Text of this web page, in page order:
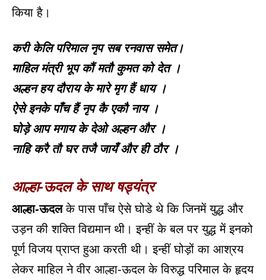
किया है।
करी केलि परिमाल नृप सब रनवास समेत।
माहिल मंत्री भूप कौं मतौ कुमत को देत ।
अल्हन हय दौराय के मारे मृग हैं धाय ।
ऐसे इनके पाँच हैं नृप कै एकौ नाय ।
घोड़े आप मगाय के देओ अल्हन और ।
नाहि करै तौ घर तजै जायँ और ही ठौर ।
आल्हा-ऊदल के साथ षड्यंत्र
आल्हा-ऊदलके पास पाँच ऐसे घोडे थे कि जिनमें युद्ध और
उड़न की शक्ति विद्यमान थी। इन्हीं के बल पर युद्ध में इनको
पूर्ण विजय प्राप्त हुआ करती थी। इन्हीं घोड़ों का आश्रय
लेकर माहिल ने वीर आल्हा-ऊदल के विरुद्ध परिमाल के हृदय